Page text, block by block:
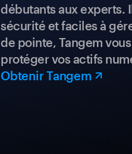
débutants aux experts.
sécurité et faciles à
de pointe, Tangem
protéger vos actifs
Obtenir Tangem